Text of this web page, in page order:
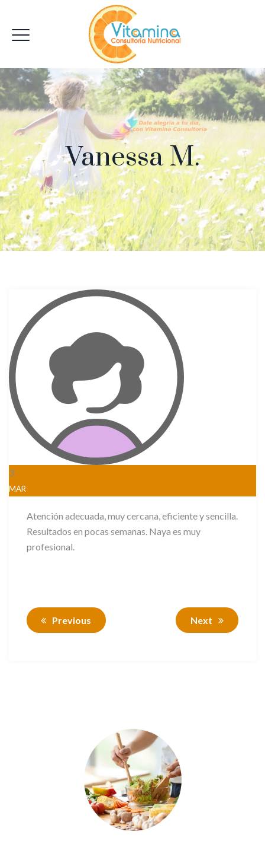
Vanessa M.
3
MAR
Atención adecuada, muy cercana, eficiente y sencilla.
Resultados en pocas semanas. Naya es muy
profesional.
Previous Next